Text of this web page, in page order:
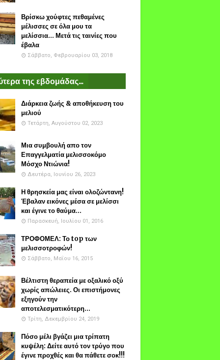
Βρίσκω χούφτες πεθαμένες
μέλισσες σε όλα μου τα
μελίσσια... Μετά τις ταινίες που
έβαλα
Σάββατο, Φεβρουαρίου 03, 2018
της εβδομάδας...
Διάρκεια ζωής & αποθήκευση του
μελιού
Τετάρτη, Αυγούστου 02, 2023
Μια συμβουλή απο τον
Επαγγελματία μελισσοκόμο
Μόσχο Ντιώνια!
Δευτέρα, Ιουνίου 26, 2023
Η θρησκεία μας είναι ολοζώντανη!
Έβαλαν εικόνες μέσα σε μελίσσι
και έγινε το θαύμα...
Παρασκευή, Ιουλίου 01, 2016
ΤΡΟΦΟΜΕΛ: Το top των
μελισσοτροφών!
Σάββατο, Μαΐου 16, 2015
Βέλτιστη θεραπεία με οξαλικό οξύ
χωρίς απώλειες. Οι επιστήμονες
εξηγούν την
αποτελεσματικότερη...
Τρίτη, Δεκεμβρίου 24, 2019
Πόσο μέλι βγάζει μια τρίπατη
κυψέλη: Δείτε αυτό τον τρύγο που
έγινε προχθές και θα πάθετε σοκ!!!